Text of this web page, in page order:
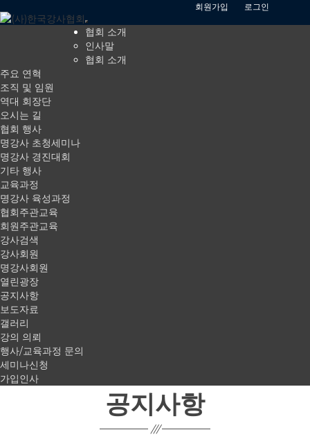
회원가입 로그인
협회 소개
인사말
협회 소개
주요 연혁
조직 및 임원
역대 회장단
오시는 길
협회 행사
명강사 초청세미나
명강사 경진대회
기타 행사
교육과정
명강사 육성과정
협회주관교육
회원주관교육
강사검색
강사회원
명강사회원
열린광장
공지사항
보도자료
갤러리
강의 의뢰
행사/교육과정 문의
세미나신청
가입인사
공지사항